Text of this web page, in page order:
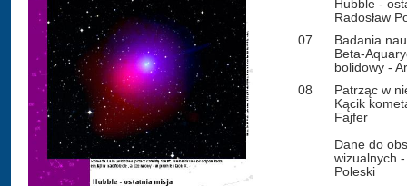
Hubble -
Radosław
07
Badania
Beta-
bolidowy -
08
Patrząc w
Kącik
Fajfer
Dane do
wizualnych -
Poleski